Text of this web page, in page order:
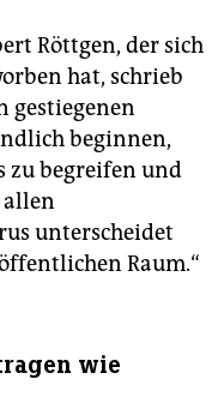
Röttgen, der sich
hat, schrieb
gestiegenen
beginnen,
zu begreifen und
allen
unterscheidet
Raum.“
wie